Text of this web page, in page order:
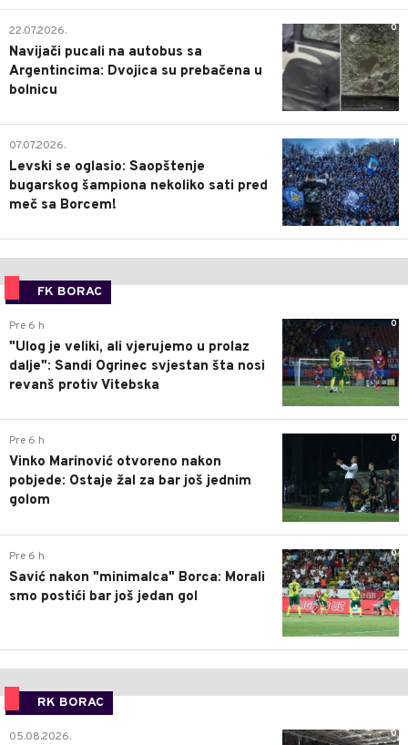
0
22.07.2026.
Navijači pucali na autobus sa
Argentincima: Dvojica su prebačena u
bolnicu
1
07.07.2026.
Levski se oglasio: Saopštenje
bugarskog šampiona nekoliko sati pred
meč sa Borcem!
FK BORAC
0
Pre 6 h
"Ulog je veliki, ali vjerujemo u prolaz
dalje": Sandi Ogrinec svjestan šta nosi
revanš protiv Vitebska
0
Pre 6 h
Vinko Marinović otvoreno nakon
pobjede: Ostaje žal za bar još jednim
golom
0
Pre 6 h
Savić nakon "minimalca" Borca: Morali
smo postići bar još jedan gol
RK BORAC
0
05.08.2026.